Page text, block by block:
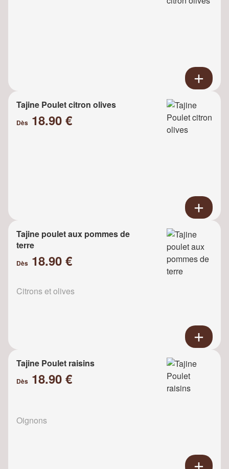
Tajine Poulet citron olives
Dès 18.90 €
Tajine poulet aux pommes de
terre
Dès 18.90 €
Citrons et olives
Tajine Poulet raisins
Dès 18.90 €
Oignons